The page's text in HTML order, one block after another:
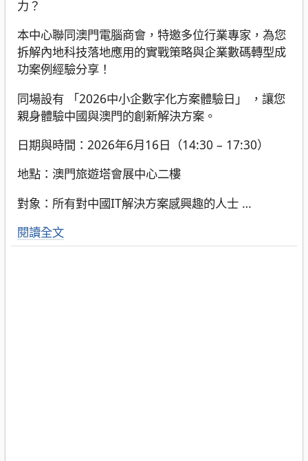
力？
本中心聯同澳門電腦商會，特邀多位行業專家，為您
拆解內地科技落地應用的實戰策略與企業數碼轉型成
功案例經驗分享！
同場設有 「2026中小企數字化方案體驗日」 ，讓您
親身體驗中國與澳門的創新解決方案。
日期與時間：2026年6月16日（14:30 – 17:30）
地點：澳門旅遊塔會展中心二樓
對象：所有對中國IT解決方案感興趣的人士 …
閱讀全文